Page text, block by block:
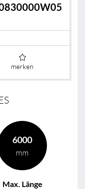
merken
6000
mm
Max. Länge